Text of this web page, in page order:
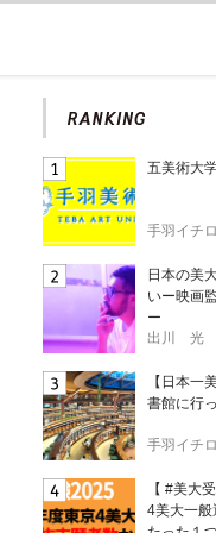
五美術大
手羽イチ
日本の美
いー映画
ー
出川 光
【日本一
書館に行
手羽イチ
【 #美大
4美大一般